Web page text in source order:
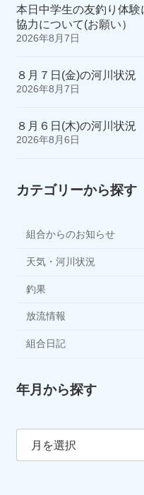
本日中学生の友釣り体
協力について(お願い）
2026年8月7日
８月７日(金)の河川状況
2026年8月7日
８月６日(木)の河川状況
2026年8月6日
カテゴリーから探す
組合からのお知らせ
天気・河川状況
釣果
放流情報
組合日記
年月から探す
ア
カ